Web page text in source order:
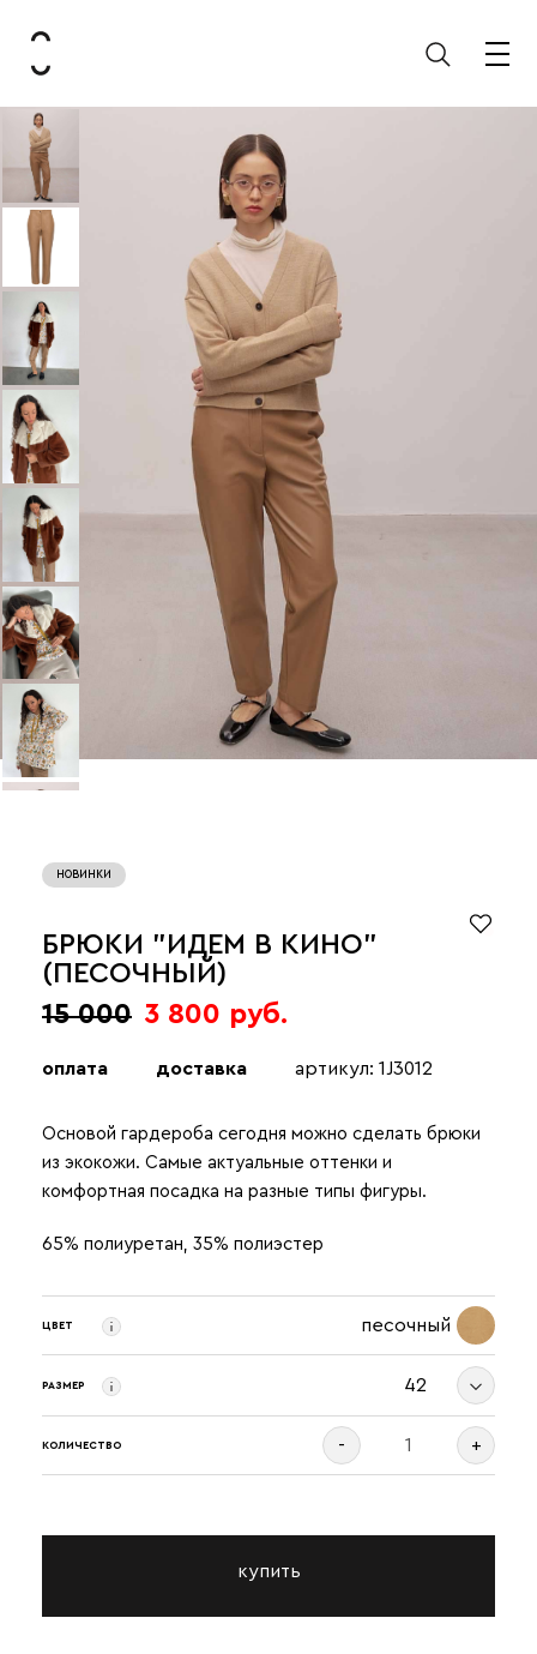
НОВИНКИ
БРЮКИ "ИДЕМ В КИНО"
(ПЕСОЧНЫЙ)
15 000 3 800 руб.
оплата доставка артикул: 1J3012
Основой гардероба сегодня можно сделать брюки
из экокожи. Самые актуальные оттенки и
комфортная посадка на разные типы фигуры.
65% полиуретан, 35% полиэстер
ЦВЕТ песочный
РАЗМЕР 42
КОЛИЧЕСТВО - +
купить